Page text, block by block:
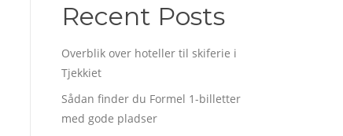
Recent Posts
Overblik over hoteller til skiferie i
Tjekkiet
Sådan finder du Formel 1-billetter
med gode pladser